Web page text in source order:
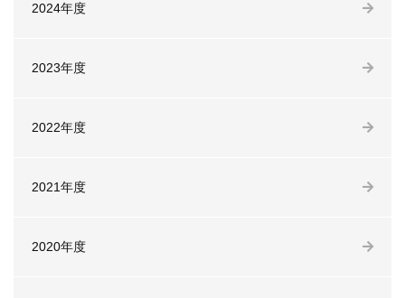
2024年度
2023年度
2022年度
2021年度
2020年度